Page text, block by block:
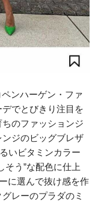
ンハーゲン・ファ
でとびきり注目を
のファッションジ
ジのビッグブレザ
いビタミンカラー
そう”な配色に仕上
に選んで抜け感を作
レーのプラダのミ